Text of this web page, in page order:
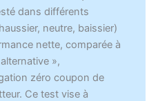
dans différents
neutre, baissier)
nette, comparée à
»,
zéro coupon de
Ce test vise à